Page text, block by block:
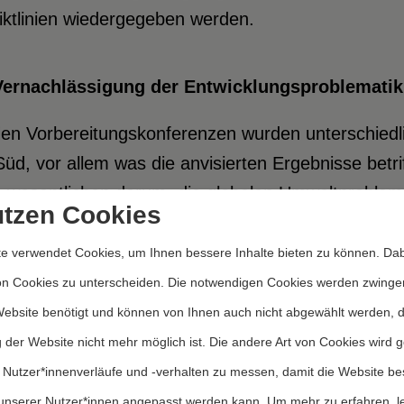
wiedergegeben werden.
der Entwicklungsproblematik
Vorbereitungskonferenzen wurden
vor allem was die anvisierten Ergebnisse
wesentlichen darum, die globalen
einzudämmen, während die
Armuts-, Entwicklungs- und
für Umwelt und Entwicklung weist in
klare Priorität zu.
keine nachhaltige Entwicklung in
Cookies
verwendet Cookies, um Ihnen bessere Inhalte bieten zu können.
Cookies zu unterscheiden. Die notwendigen Cookies werden
benötigt und können von Ihnen auch nicht abgewählt werden,
der Website nicht mehr möglich ist. Die andere Art von Cookies wird
und -verhalten zu messen, damit die Website